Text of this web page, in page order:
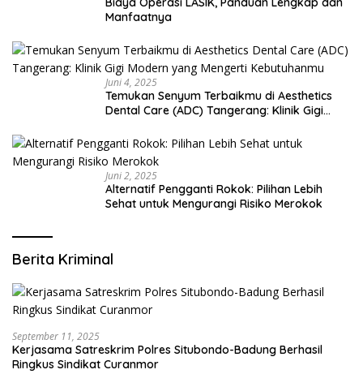
Manfaatnya
Juni 4, 2025
Temukan Senyum Terbaikmu di Aesthetics
Dental Care (ADC) Tangerang: Klinik Gigi
Juni 2, 2025
Alternatif Pengganti Rokok: Pilihan Lebih
Sehat untuk Mengurangi Risiko Merokok
Berita Kriminal
September 11, 2025
Kerjasama Satreskrim Polres Situbondo-Badung Berhasil
Ringkus Sindikat Curanmor